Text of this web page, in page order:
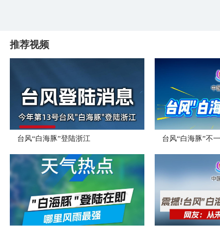
推荐视频
台风“白海豚”登陆浙江 台风“白海豚”不